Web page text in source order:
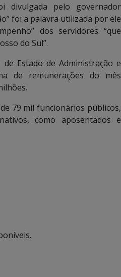
divulgada pelo governador
foi a palavra utilizada por ele
dos servidores “que
do Sul”.
de Estado de Administração e
de remunerações do mês
79 mil funcionários públicos,
como aposentados e